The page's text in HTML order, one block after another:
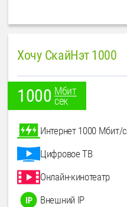
Хочу СкайНэт 1000
1000 Мбит
сек
Интернет 1000 Мбит/с
Цифровое ТВ
Онлайн-кинотеатр
Внешний IP